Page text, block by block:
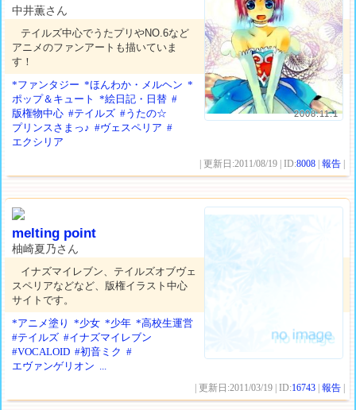
2008.11.1
中井薫さん
テイルズ中心でうたプリやNO.6など
アニメのファンアートも描いていま
す！
*ファンタジー *ほんわか・メルヘン *
ポップ＆キュート
*絵日記・日替 #
版権物中心 #テイルズ #うたの☆
プリンスさまっ♪ #ヴェスペリア #
エクシリア
| 更新日:2011/08/19 | ID:8008 |報告
melting point
柚崎夏乃さん
イナズマイレブン、テイルズオブヴェ
スペリアなどなど、版権イラスト中心
サイトです。
*アニメ塗り
*少女 *少年 *高校生運営
#テイルズ #イナズマイレブン
#VOCALOID #初音ミク #
エヴァンゲリオン ...
| 更新日:2011/03/19 | ID:16743 |報告